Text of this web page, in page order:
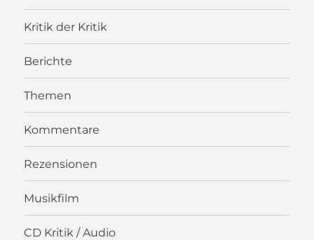
Kritik der Kritik
Berichte
Themen
Kommentare
Rezensionen
Musikfilm
CD Kritik / Audio